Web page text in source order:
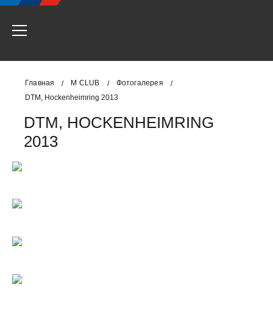
Главная / M CLUB / Фотогалерея
/
DTM, Hockenheimring 2013
DTM, HOCKENHEIMRING
2013